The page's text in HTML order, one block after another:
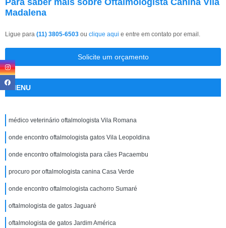
Para saber mais sobre Oftalmologista Canina Vila
Madalena
Ligue para (11) 3805-6503 ou clique aqui e entre em contato por email.
Solicite um orçamento
MENU
médico veterinário oftalmologista Vila Romana
onde encontro oftalmologista gatos Vila Leopoldina
onde encontro oftalmologista para cães Pacaembu
procuro por oftalmologista canina Casa Verde
onde encontro oftalmologista cachorro Sumaré
oftalmologista de gatos Jaguaré
oftalmologista de gatos Jardim América